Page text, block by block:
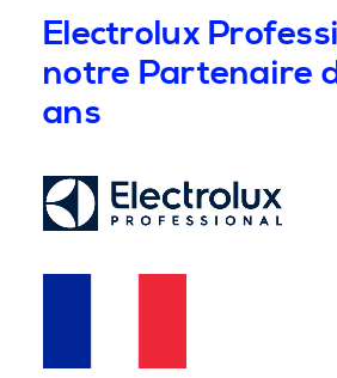
Electrolux
notre Partenaire
ans